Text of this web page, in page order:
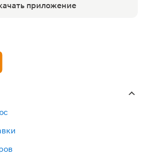
приложение